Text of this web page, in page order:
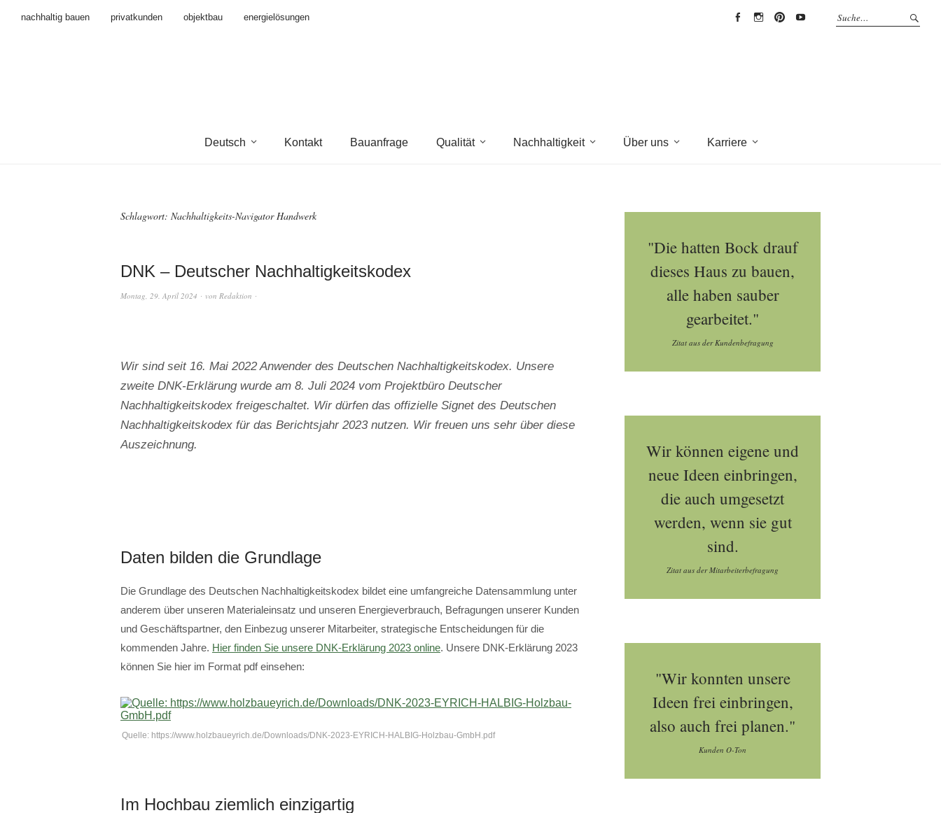
nachhaltig bauen privatkunden objektbau
energielösungen
Deutsch Kontakt Bauanfrage Qualität Nachhaltigkeit Über uns Karriere
Schlagwort: Nachhaltigkeits-Navigator Handwerk
DNK – Deutscher Nachhaltigkeitskodex
Montag, 29. April 2024 von Redaktion
Wir sind seit 16. Mai 2022 Anwender des Deutschen Nachhaltigkeitskodex. Unsere
zweite DNK-Erklärung wurde am 8. Juli 2024 vom Projektbüro Deutscher
Nachhaltigkeitskodex freigeschaltet. Wir dürfen das offizielle Signet des Deutschen
Nachhaltigkeitskodex für das Berichtsjahr 2023 nutzen. Wir freuen uns sehr über diese
Auszeichnung.
Daten bilden die Grundlage
Die Grundlage des Deutschen Nachhaltigkeitskodex bildet eine umfangreiche Datensammlung unter
anderem über unseren Materialeinsatz und unseren Energieverbrauch, Befragungen unserer Kunden
und Geschäftspartner, den Einbezug unserer Mitarbeiter, strategische Entscheidungen für die
kommenden Jahre. Hier finden Sie unsere DNK-Erklärung 2023 online. Unsere DNK-Erklärung 2023
können Sie hier im Format pdf einsehen:
Quelle: https://www.holzbaueyrich.de/Downloads/DNK-2023-EYRICH-HALBIG-Holzbau-GmbH.pdf
Im Hochbau ziemlich einzigartig
"Die hatten Bock drauf
dieses Haus zu bauen,
alle haben sauber
gearbeitet."
Zitat aus der Kundenbefragung
Wir können eigene und
neue Ideen einbringen,
die auch umgesetzt
werden, wenn sie gut
sind.
Zitat aus der Mitarbeiterbefragung
"Wir konnten unsere
Ideen frei einbringen,
also auch frei planen."
Kunden O-Ton